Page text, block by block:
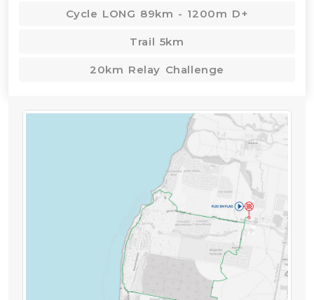
Cycle LONG 89km - 1200m D+
Trail 5km
20km Relay Challenge